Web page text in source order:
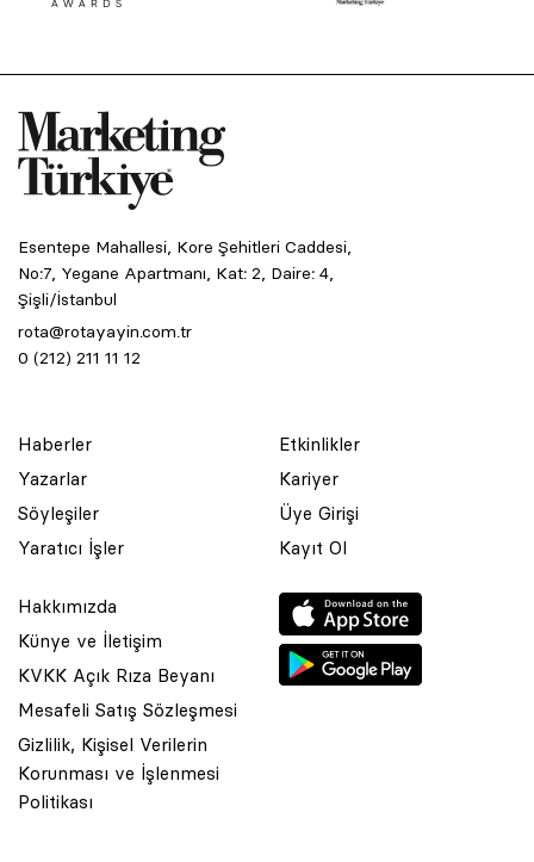
Esentepe Mahallesi, Kore Şehitleri Caddesi,
No:7, Yegane Apartmanı, Kat: 2, Daire: 4,
Şişli/İstanbul
rota@rotayayin.com.tr
0 (212) 211 11 12
Haberler
Yazarlar
Söyleşiler
Yaratıcı İşler
Etkinlikler
Kariyer
Üye Girişi
Kayıt Ol
Hakkımızda
Künye ve İletişim
KVKK Açık Rıza Beyanı
Mesafeli Satış Sözleşmesi
Gizlilik, Kişisel Verilerin
Korunması ve İşlenmesi
Politikası
© 2001 Rota Yayın Yapım Tanıtım Tic. Ltd. Şti. Bu Sitede Bulunan